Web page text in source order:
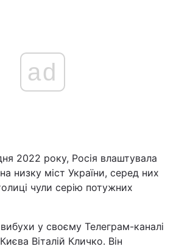
ad
2022 року, Росія влаштувала
низку міст України, серед них
чули серію потужних
у своєму Телеграм-каналі
Віталій Кличко. Він